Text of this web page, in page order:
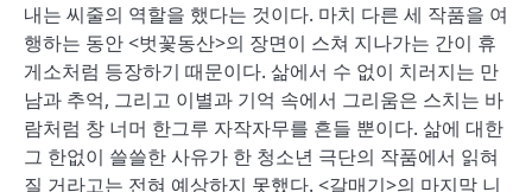
내는 씨줄의 역할을 했다는 것이다. 마치 다른 세 작품을 여
행하는 동안 <벗꽃동산>의 장면이 스쳐 지나가는 간이 휴
게소처럼 등장하기 때문이다. 삶에서 수 없이 치러지는 만
남과 추억, 그리고 이별과 기억 속에서 그리움은 스치는 바
람처럼 창 너머 한그루 자작자무를 흔들 뿐이다. 삶에 대한
그 한없이 쓸쓸한 사유가 한 청소년 극단의 작품에서 읽혀
질 거라고는 전혀 예상하지 못했다. <갈매기>의 마지막 니